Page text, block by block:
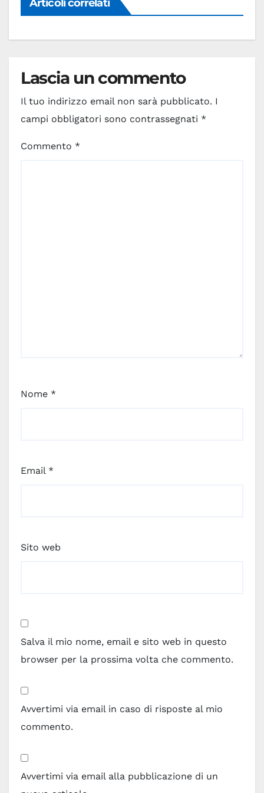
Articoli correlati
Lascia un commento
Il tuo indirizzo email non sarà pubblicato. I
campi obbligatori sono contrassegnati *
Commento *
Nome *
Email *
Sito web
Salva il mio nome, email e sito web in questo
browser per la prossima volta che commento.
Avvertimi via email in caso di risposte al mio
commento.
Avvertimi via email alla pubblicazione di un